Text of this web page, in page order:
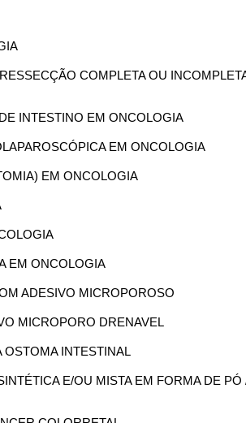
COMPLETA OU
INTESTINO EM ONCOLOGIA
EM ONCOLOGIA
EM ONCOLOGIA
EM ONCOLOGIA
ADESIVO MICROPOROSO
MICROPORO DRENAVEL
OSTOMA INTESTINAL
E/OU MISTA EM FORMA DE PÓ